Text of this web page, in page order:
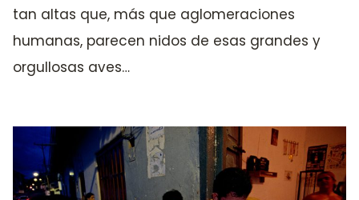
tan altas que, más que aglomeraciones
humanas, parecen nidos de esas grandes y
orgullosas aves…